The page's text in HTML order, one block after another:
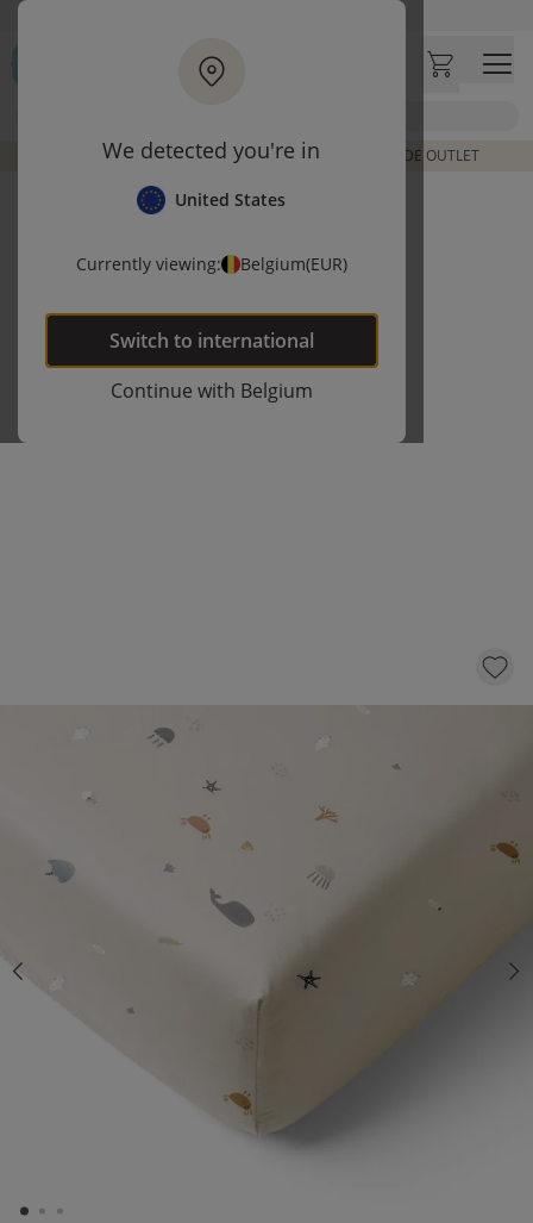
We detected you're in
United States
Currently viewing: Belgium(EUR)
Switch to international
Continue with Belgium
Ga naar hoofdinhoud
Klantbeoordelingen
DE LAATSTE ITEMS UIT VORIGE COLLECTIES | SHOP DE OUTLET
HOESLAKEN LEDIKANT 60 X 120 CM «SEA
LIFE» | BEIGE-ZAND
Betaal nu of achteraf